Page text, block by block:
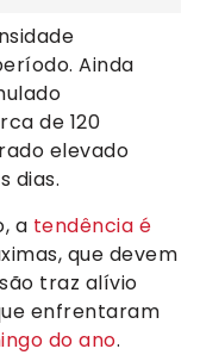
Ainda
de 120
elevado
dias.
a tendência é
que devem
traz alívio
enfrentaram
do ano.